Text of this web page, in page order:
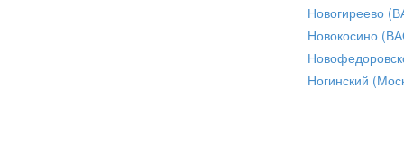
Новогиреево
Новокосино
Ногинский